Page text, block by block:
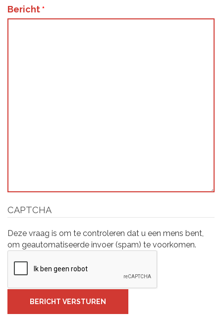
Bericht
CAPTCHA
Deze vraag is om te controleren dat u een mens bent,
om geautomatiseerde invoer (spam) te voorkomen.